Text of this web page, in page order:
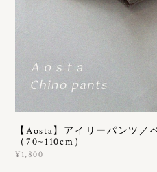
【Aosta】アイリーパンツ／
（70~110cm）
¥1,800